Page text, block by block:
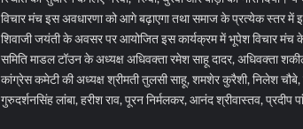
विचार मंच इस अवधारणा को आगे बढ़ाएगा तथा समाज के प्रत्येक स्तर में
शिवाजी जयंती के अवसर पर आयोजित इस कार्यक्रम में भूपेश विचार मंच के
समिति माडल टॉउन के अध्यक्ष अधिवक्ता रमेश साहू दादर, अधिवक्ता
कांग्रेस कमेटी की अध्यक्ष श्रीमती तुलसी साहू, शमशेर कुरैशी, निलेश चौबे,
गुरुदर्शनसिंह लांबा, हरीश राव, पूरन निर्मलकर, आनंद श्रीवास्तव,